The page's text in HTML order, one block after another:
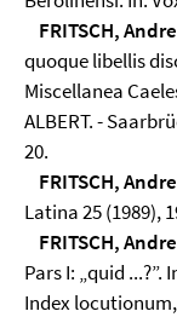
FRITSCH,
quoque libellis
Miscellanea
ALBERT. -
20.
FRITSCH,
Latina 25 (1989),
FRITSCH,
Pars I: „quid ...?”.
Index